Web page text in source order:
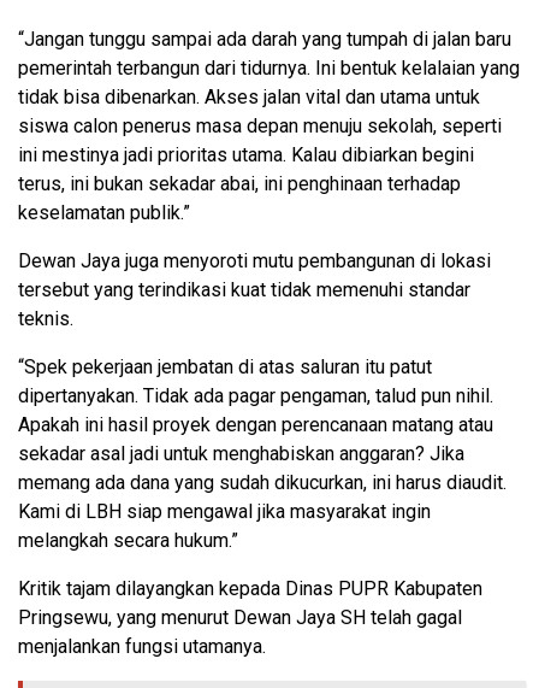
“Jangan tunggu sampai ada darah yang tumpah di jalan baru
pemerintah terbangun dari tidurnya. Ini bentuk kelalaian yang
tidak bisa dibenarkan. Akses jalan vital dan utama untuk
siswa calon penerus masa depan menuju sekolah, seperti
ini mestinya jadi prioritas utama. Kalau dibiarkan begini
terus, ini bukan sekadar abai, ini penghinaan terhadap
keselamatan publik.”
Dewan Jaya juga menyoroti mutu pembangunan di lokasi
tersebut yang terindikasi kuat tidak memenuhi standar
teknis.
“Spek pekerjaan jembatan di atas saluran itu patut
dipertanyakan. Tidak ada pagar pengaman, talud pun nihil.
Apakah ini hasil proyek dengan perencanaan matang atau
sekadar asal jadi untuk menghabiskan anggaran? Jika
memang ada dana yang sudah dikucurkan, ini harus diaudit.
Kami di LBH siap mengawal jika masyarakat ingin
melangkah secara hukum.”
Kritik tajam dilayangkan kepada Dinas PUPR Kabupaten
Pringsewu, yang menurut Dewan Jaya SH telah gagal
menjalankan fungsi utamanya.